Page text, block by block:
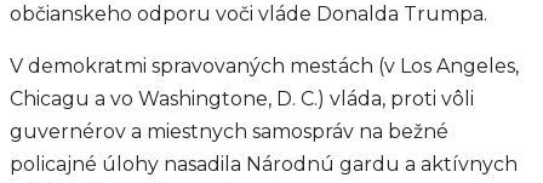
občianskeho odporu voči vláde Donalda Trumpa.
V demokratmi spravovaných mestách (v Los Angeles,
Chicagu a vo Washingtone, D. C.) vláda, proti vôli
guvernérov a miestnych samospráv na bežné
policajné úlohy nasadila Národnú gardu a aktívnych